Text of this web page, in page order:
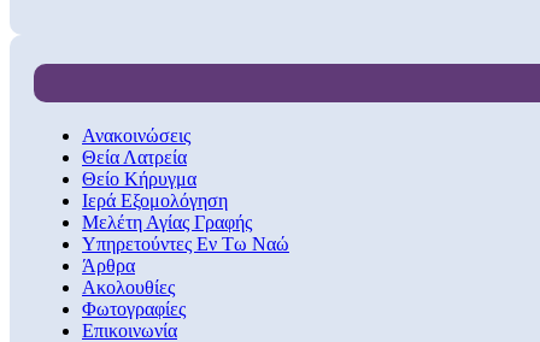
Ανακοινώσεις
Θεία Λατρεία
Θείο Κήρυγμα
Ιερά Εξομολόγηση
Μελέτη Αγίας Γραφής
Υπηρετούντες Εν Τω Ναώ
Άρθρα
Ακολουθίες
Φωτογραφίες
Επικοινωνία